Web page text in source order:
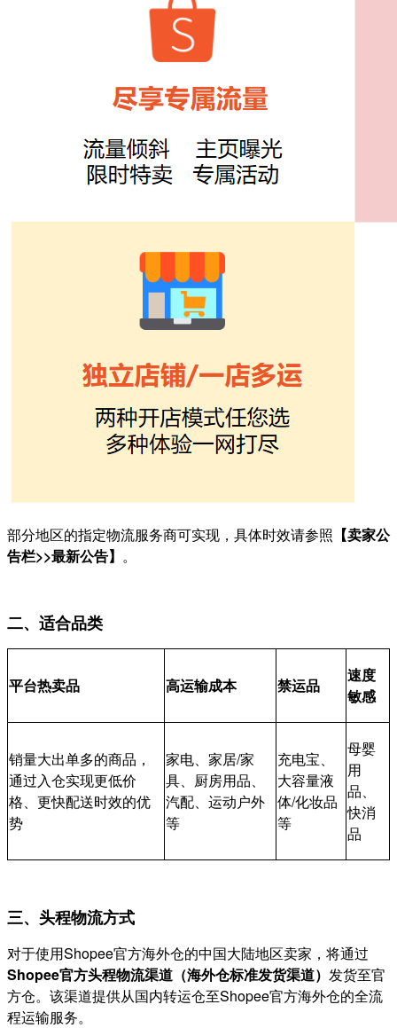
部分地区的指定物流服务商可实现，具体时效请参照 【卖家公
告栏>>最新公告】 。
二、适合品类
平台热卖品 高运输成本 禁运品
速度
敏感
销量大出单多的商品，
通过入仓实现更低价
格、更快配送时效的优
势
家电、家居/家
具、厨房用品、
汽配、运动户外
等
充电宝、
大容量液
体/化妆品
等
母婴
用
品、
快消
品
三、头程物流方式
对于使用Shopee官方海外仓的中国大陆地区卖家，将通过
Shopee官方头程物流渠道（海外仓标准发货渠道） 发货至官
方仓。该渠道提供从国内转运仓至Shopee官方海外仓的全流
程运输服务。